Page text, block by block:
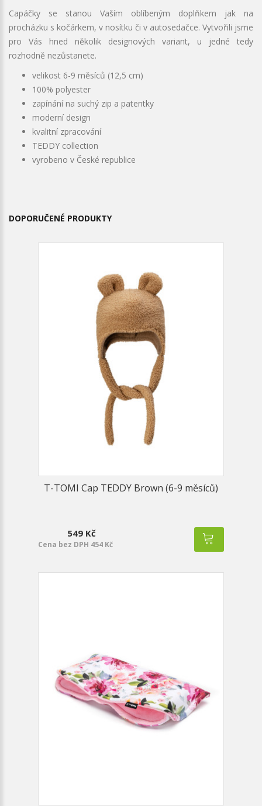
Capáčky se stanou Vaším oblíbeným doplňkem jak na
procházku s kočárkem, v nosítku či v autosedačce. Vytvořili jsme
pro Vás hned několik designových variant, u jedné tedy
rozhodně nezůstanete.
velikost 6-9 měsíců (12,5 cm)
100% polyester
zapínání na suchý zip a patentky
moderní design
kvalitní zpracování
TEDDY collection
vyrobeno v České republice
DOPORUČENÉ PRODUKTY
T-TOMI Cap TEDDY Brown (6-9 měsíců)
549 Kč
Cena bez DPH 454 Kč